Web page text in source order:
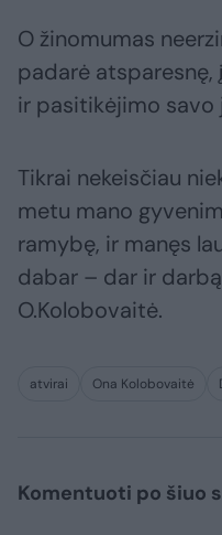
O žinomumas
padarė
ir pasitikėjimo savo
Tikrai nekeisčiau
metu mano
ramybę, ir manęs
dabar – dar ir
O.Kolobovaitė.
atvirai Ona Kolobovaitė
Komentuoti po šiuo